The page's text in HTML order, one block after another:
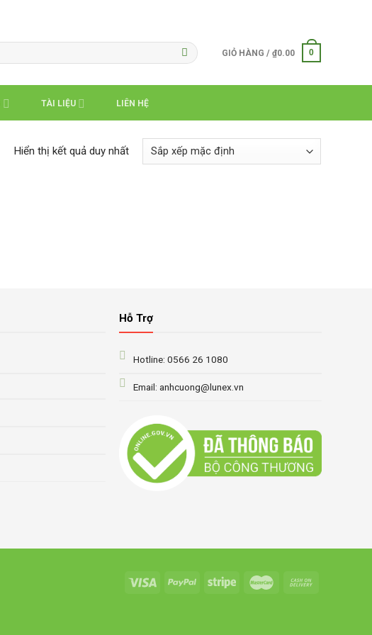
GIỎ HÀNG /₫0.00 0
TÀI LIỆU LIÊN HỆ
Hiển thị kết quả duy nhất
Hỗ Trợ
Hotline: 0566 26 1080
Email: anhcuong@lunex.vn